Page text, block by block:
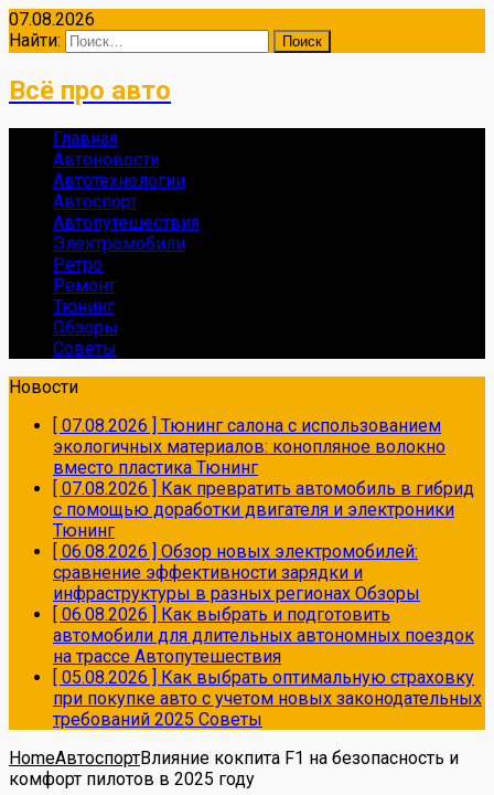
07.08.2026
Найти:
Всё про авто
Главная
Автоновости
Автотехнологии
Автоспорт
Автопутешествия
Электромобили
Ретро
Ремонт
Тюнинг
Обзоры
Советы
Новости
[ 07.08.2026 ] Тюнинг салона с использованием
экологичных материалов: конопляное волокно
вместо пластика Тюнинг
[ 07.08.2026 ] Как превратить автомобиль в гибрид
с помощью доработки двигателя и электроники
Тюнинг
[ 06.08.2026 ] Обзор новых электромобилей:
сравнение эффективности зарядки и
инфраструктуры в разных регионах Обзоры
[ 06.08.2026 ] Как выбрать и подготовить
автомобили для длительных автономных поездок
на трассе Автопутешествия
[ 05.08.2026 ] Как выбрать оптимальную страховку
при покупке авто с учетом новых законодательных
требований 2025 Советы
HomeАвтоспортВлияние кокпита F1 на безопасность и
комфорт пилотов в 2025 году